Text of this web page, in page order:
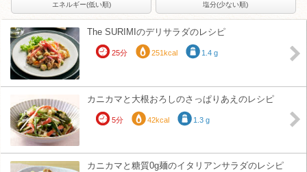
エネルギー(低い順) 塩分(少ない順)
The SURIMIのデリサラダのレシピ
25分 251kcal 1.4 g
カニカマと大根おろしのさっぱりあえのレシピ
5分 42kcal 1.3 g
カニカマと糖質0g麺のイタリアンサラダのレシピ